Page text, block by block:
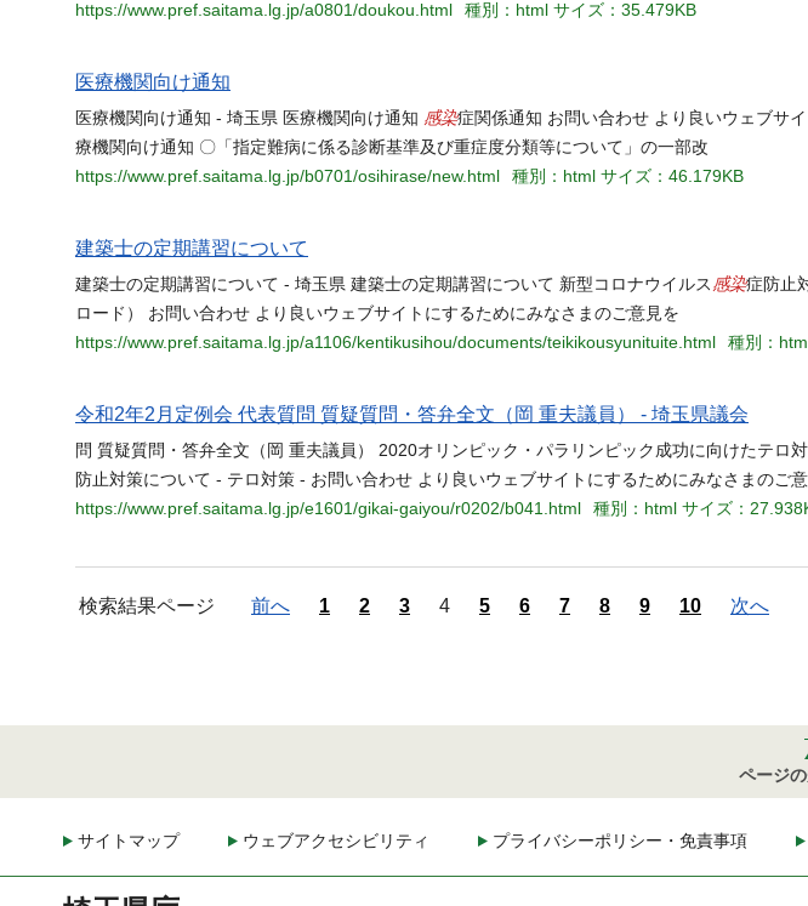
https://www.pref.saitama.lg.jp/a0801/doukou.html
種別：html サイズ：35.479KB
医療機関向け通知
医療機関向け通知 - 埼玉県 医療機関向け通知 感染症関係通知 お問い合わせ より良いウェブサ
療機関向け通知 〇「指定難病に係る診断基準及び重症度分類等について」の一部改
https://www.pref.saitama.lg.jp/b0701/osihirase/new.html
種別：html サイズ：46.179KB
建築士の定期講習について
建築士の定期講習について - 埼玉県 建築士の定期講習について 新型コロナウイルス 感染症防止
ロード） お問い合わせ より良いウェブサイトにするためにみなさまのご意見を
https://www.pref.saitama.lg.jp/a1106/kentikusihou/documents/teikikousyunituite.html
種別：html
令和2年2月定例会 代表質問 質疑質問・答弁全文（岡 重夫議員） - 埼玉県議会
問 質疑質問・答弁全文（岡 重夫議員） 2020オリンピック・パラリンピック成功に向けたテロ
防止対策について - テロ対策 - お問い合わせ より良いウェブサイトにするためにみなさまのご
https://www.pref.saitama.lg.jp/e1601/gikai-gaiyou/r0202/b041.html
種別：html サイズ：
検索結果ページ 前へ 1 2 3 4 5 6 7 8 9 10 次へ
ページ
サイトマップ ウェブアクセシビリティ プライバシーポリシー・免責事項